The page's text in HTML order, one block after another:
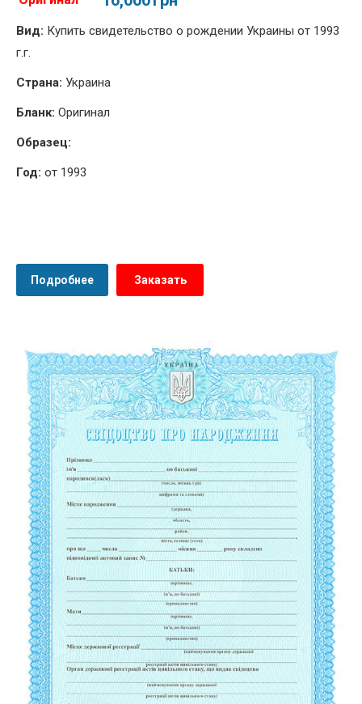
Вид: Купить свидетельство о рождении Украины от 1993
г.г.
Страна: Украина
Бланк: Оригинал
Образец:
Год: от 1993
Подробнее Заказать